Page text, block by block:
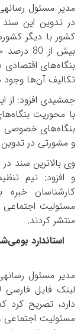
مدیر مسئول
در تدوین این
کشور با دیگر
بیش از
بنگاه‌های
تکالیف آن‌ها وجود
جمشیدی افزود: از
با محوریت
بنگاه‌های
و مشورتی در
وی بالاترین سند
کارشناسان خبره
مسئولیت اجتماعی
منتشر کردند.
استاندارد
مدیر مسئول
لینک فایل فارسی
دارد، تصریح کرد
مسئولیت اجتماعی